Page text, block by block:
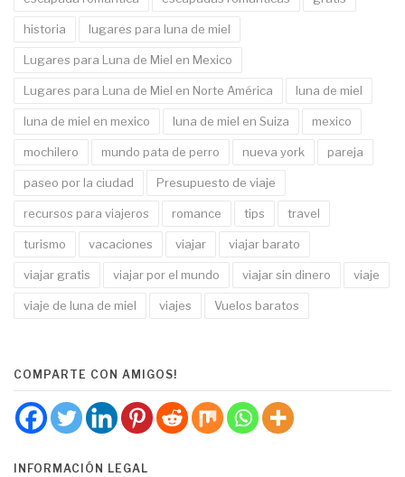
historia lugares para luna de miel
Lugares para Luna de Miel en Mexico
Lugares para Luna de Miel en Norte América luna de miel
luna de miel en mexico luna de miel en Suiza mexico
mochilero mundo pata de perro nueva york pareja
paseo por la ciudad Presupuesto de viaje
recursos para viajeros romance tips travel
turismo vacaciones viajar viajar barato
viajar gratis viajar por el mundo viajar sin dinero viaje
viaje de luna de miel viajes Vuelos baratos
COMPARTE CON AMIGOS!
INFORMACIÓN LEGAL